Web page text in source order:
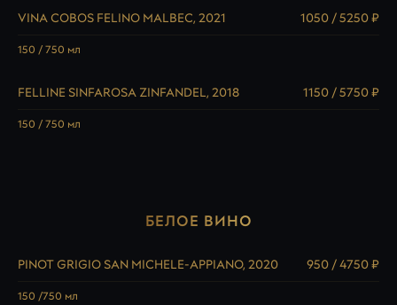
VINA COBOS FELINO MALBEC, 2021 1050 / 5250 ₽
150 / 750 мл
FELLINE SINFAROSA ZINFANDEL, 2018 1150 / 5750 ₽
150 / 750 мл
БЕЛОЕ ВИНО
PINOT GRIGIO SAN MICHELE-APPIANO, 2020 950 / 4750 ₽
150 /750 мл